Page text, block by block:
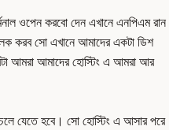
ওপেন করবো দেন এখানে এনপিএম রান
করব সো এখানে আমাদের একটা ডিশ
আমরা আমাদের হোস্টিং এ আমরা আর
যেতে হবে। সো হোস্টিং এ আসার পরে